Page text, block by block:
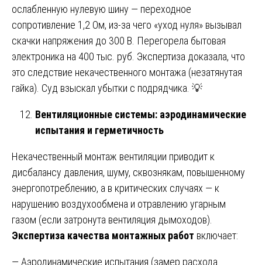
ослабленную нулевую шину — переходное
сопротивление 1,2 Ом, из-за чего «уход нуля» вызывал
скачки напряжения до 300 В. Перегорела бытовая
электроника на 400 тыс. руб. Экспертиза доказала, что
это следствие некачественного монтажа (незатянутая
гайка). Суд взыскал убытки с подрядчика. 💡
Вентиляционные системы: аэродинамические
испытания и герметичность
Некачественный монтаж вентиляции приводит к
дисбалансу давления, шуму, сквознякам, повышенному
энергопотреблению, а в критических случаях — к
нарушению воздухообмена и отравлению угарным
газом (если затронута вентиляция дымоходов).
Экспертиза качества монтажных работ включает:
— Аэродинамические испытания (замер расхода